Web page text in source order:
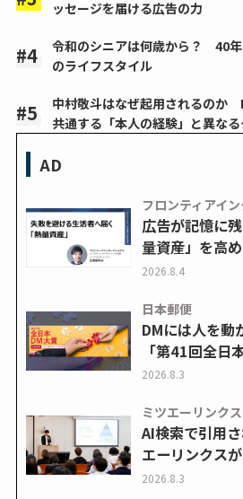
ッセージを届ける広告の力
令和のシニアは何歳から？ 40
のライフスタイル
中村敬斗はなぜ起用されるのか
共通する「本人の経験」と異な
AD
フロンティアイ
広告が記憶に
量資産」を高
2026.8.4
日本郵便
DMには人を動
「第41回全日
2026.8.3
ミツエーリンクス
AI検索で引用
エーリンクス
2026.8.3